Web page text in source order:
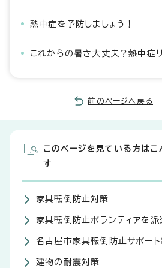
熱中症を予防しましょう！
これからの暑さ大丈夫？熱中症
前のページへ戻る
このページを見ている方はこ
す
家具転倒防止対策
家具転倒防止ボランティアを派
名古屋市家具転倒防止サポート
建物の耐震対策